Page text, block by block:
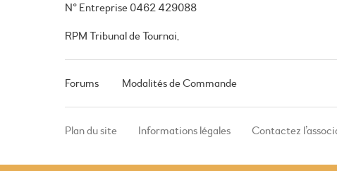
N° Entreprise 0462 429088
RPM Tribunal de Tournai,
Forums Modalités de Commande
Plan du site Informations légales Contactez